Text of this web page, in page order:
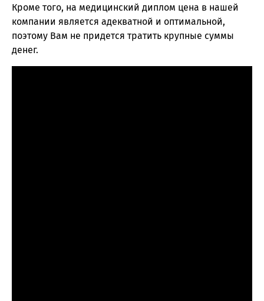
Кроме того, на медицинский диплом цена в нашей
компании является адекватной и оптимальной,
поэтому Вам не придется тратить крупные суммы
денег.